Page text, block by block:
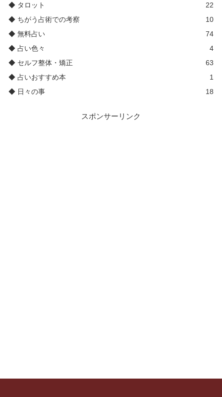
◆ タロット
22
◆ ちがう占術での考察
10
◆ 無料占い
74
◆ 占い色々
4
◆ セルフ整体・矯正
63
◆ 占いおすすめ本
1
◆ 日々の事
18
スポンサーリンク